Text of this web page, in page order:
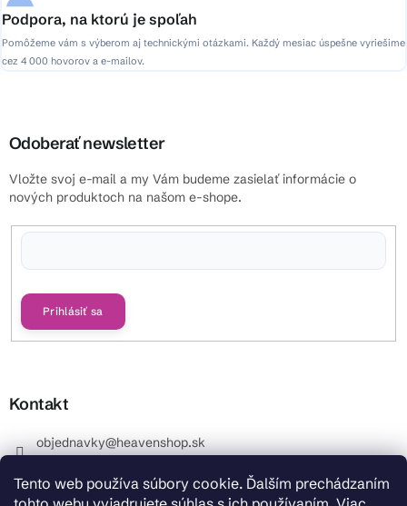
Tento web používa súbory cookie. Ďalším prechádzaním
Podpora, na ktorú je spoľah
Pomôžeme vám s výberom aj technickými otázkami. Každý mesiac úspešne vyriešime
cez 4 000 hovorov a e-mailov.
Odoberať newsletter
Vložte svoj e-mail a my Vám budeme zasielať informácie o
nových produktoch na našom e-shope.
Prihlásiť sa
Kontakt
objednavky@heavenshop.sk
_Info objednávky : +421 914 399 399 Pracovné dni od